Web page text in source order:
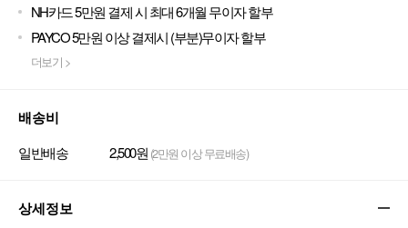
NH카드 5만원 결제 시 최대 6개월 무이자 할부
PAYCO 5만원 이상 결제시 (부분)무이자 할부
더보기 >
배송비
일반배송 2,500원 (2만원 이상 무료배송)
상세정보